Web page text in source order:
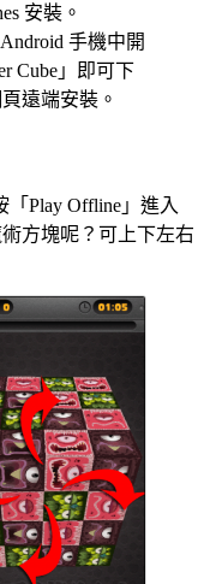
安裝。
手機中開
Cube」即可下
遠端安裝。
「Play Offline」進入
方塊呢？可上下左右